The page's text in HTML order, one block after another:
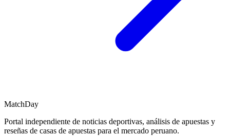
MatchDay
Portal independiente de noticias deportivas, análisis de apuestas y
reseñas de casas de apuestas para el mercado peruano.